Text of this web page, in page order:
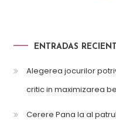
ENTRADAS
Alegerea jocurilor
critic in maximizarea
Cerere Pana la al